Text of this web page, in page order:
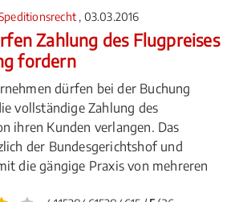
, 03.03.2016
Zahlung des Flugpreises
fordern
dürfen bei der Buchung
vollständige Zahlung des
ihren Kunden verlangen. Das
der Bundesgerichtshof und
die gängige Praxis von mehreren